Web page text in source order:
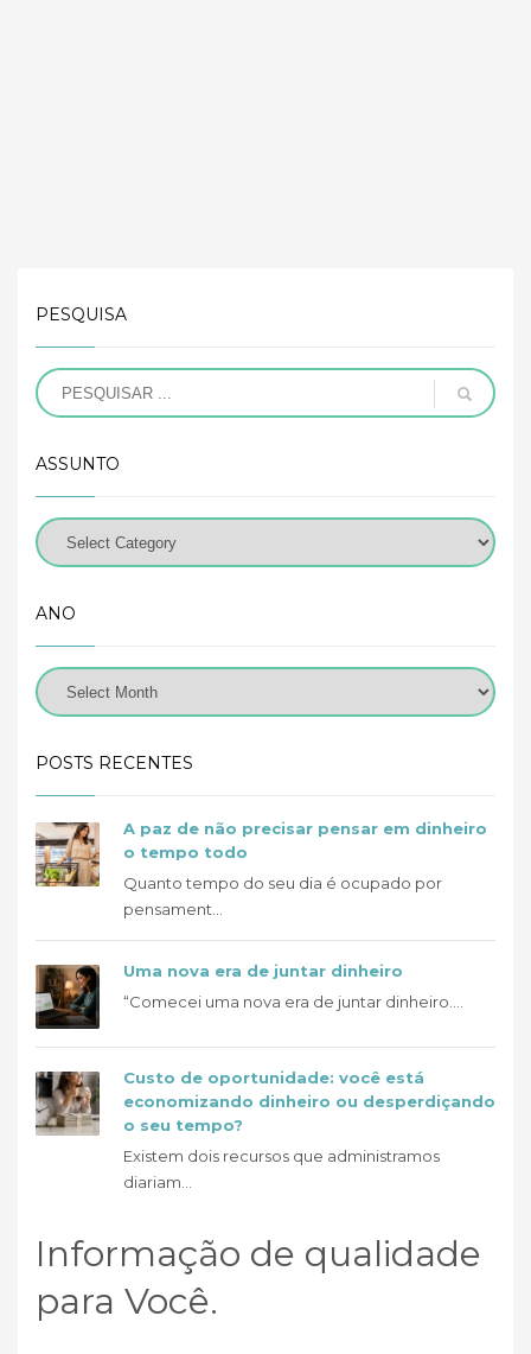
PESQUISA
ASSUNTO
ANO
POSTS RECENTES
A paz de não precisar pensar em dinheiro
o tempo todo
Quanto tempo do seu dia é ocupado por
pensament...
Uma nova era de juntar dinheiro
“Comecei uma nova era de juntar dinheiro....
Custo de oportunidade: você está
economizando dinheiro ou desperdiçando
o seu tempo?
Existem dois recursos que administramos
diariam...
Informação de qualidade
para Você.